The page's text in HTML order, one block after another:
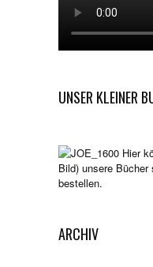
UNSER KLEINER
Hier
Bild) unsere
bestellen.
ARCHIV